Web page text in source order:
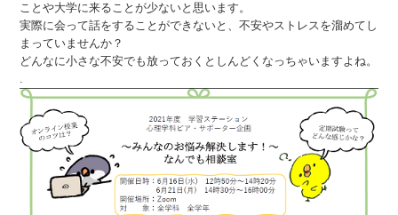
ことや大学に来ることが少ないと思います。
実際に会って話をすることができないと、不安やストレスを溜めてし
まっていませんか？
どんなに小さな不安でも放っておくとしんどくなっちゃいますよね。
.